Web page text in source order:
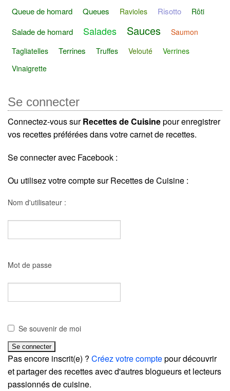
Queue de homard Queues Ravioles Risotto Rôti
Salade de homard Salades Sauces
Saumon
Tagliatelles
Terrines Truffes Velouté
Verrines
Vinaigrette
Se connecter
Connectez-vous surRecettes de Cuisinepour enregistrer
vos recettes préférées dans votre carnet de recettes.
Se connecter avec Facebook :
Ou utilisez votre compte sur Recettes de Cuisine :
Nom d'utilisateur :
Mot de passe
Se souvenir de moi
Pas encore inscrit(e) ? Créez votre comptepour découvrir
et partager des recettes avec d'autres blogueurs et lecteurs
passionnés de cuisine.